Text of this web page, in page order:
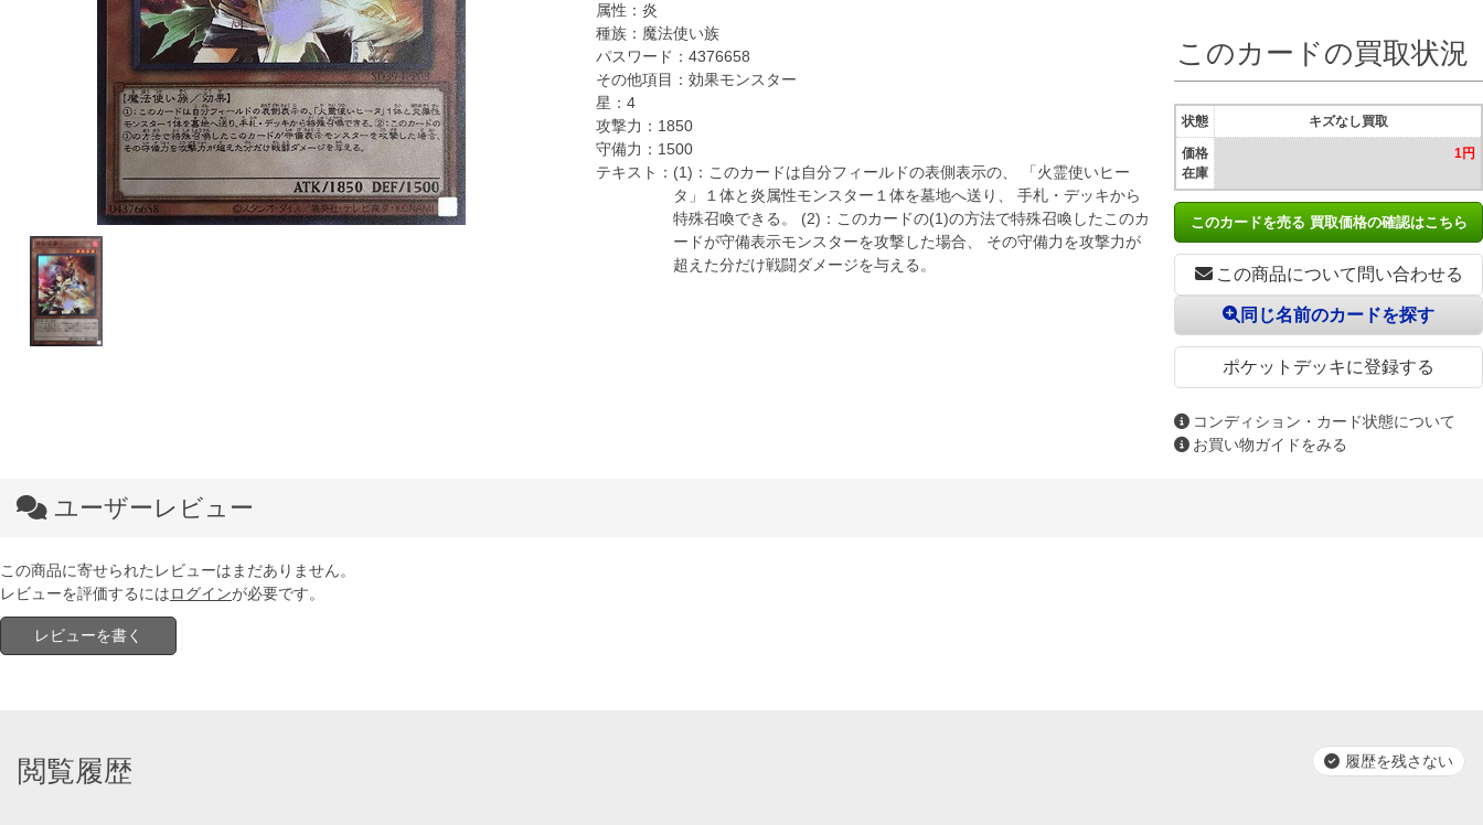
属性： 炎
種族： 魔法使い族
パスワード： 4376658
その他項目： 効果モンスター
星： 4
攻撃力： 1850
守備力： 1500
テキスト： (1)：このカードは自分フィールドの表側表示の、 「火霊使いヒー
タ」１体と炎属性モンスター１体を墓地へ送り、 手札・デッキから
特殊召喚できる。 (2)：このカードの(1)の方法で特殊召喚したこのカ
ードが守備表示モンスターを攻撃した場合、 その守備力を攻撃力が
超えた分だけ戦闘ダメージを与える。
この商品について問い合わせる
ポケットデッキに登録する
同じ名前のカードを探す
コンディション・カード状態について
お買い物ガイドをみる
このカードの買取状況
状態
価格
在庫
キズなし買取
1円
このカードを売る 買取価格の確認はこちら
ユーザーレビュー
この商品に寄せられたレビューはまだありません。
レビューを評価するにはログインが必要です。
レビューを書く
閲覧履歴 履歴を残さない